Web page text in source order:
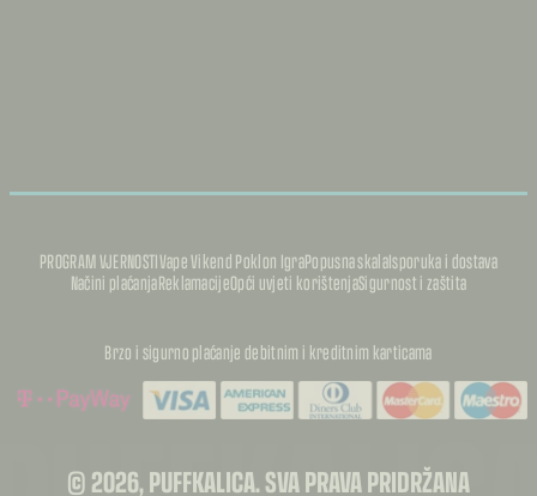
PROGRAM VJERNOSTIVape Vikend Poklon IgraPopusna skalaIsporuka i dostava
Načini plaćanjaReklamacijeOpći uvjeti korištenjaSigurnost i zaštita
Brzo i sigurno plaćanje debitnim i kreditnim karticama
© 2026, PUFFKALICA. SVA PRAVA PRIDRŽANA